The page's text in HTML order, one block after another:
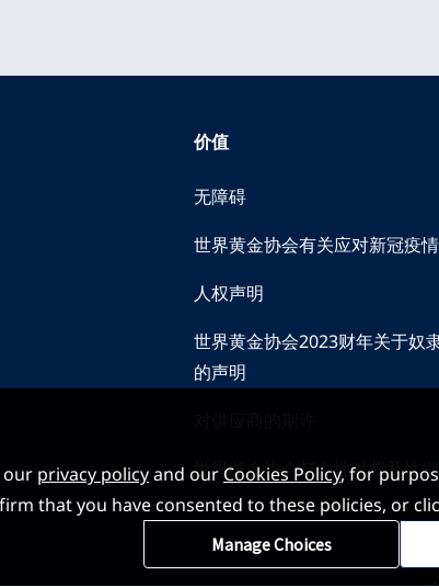
价值
无障碍
世界黄金协会有关应对新冠疫
人权声明
世界黄金协会2023财年关于奴
的声明
世界黄金协会与女性赋权及性
our privacy policyand our Cookies Policy, for
that you have consented to these policies, or
Manage Choices